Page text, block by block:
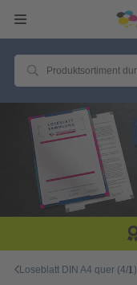
Loseblatt DIN A4 quer (4/1)